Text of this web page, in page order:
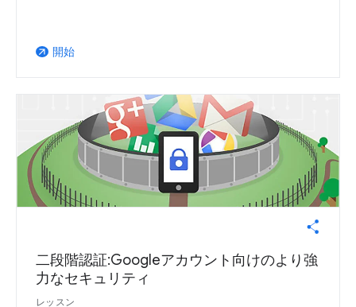
arrow_outward 開始
二段階認証:Googleアカウント向けのより強
力なセキュリティ
レッスン